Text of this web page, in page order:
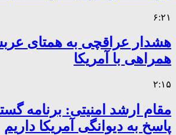
۶:۲۱
هشدار عراقچی به همتای
همراهی با آمریکا
۲:۱۵
مقام ارشد امنیتی: برنامه
پاسخ به دیوانگی آمریکا داریم